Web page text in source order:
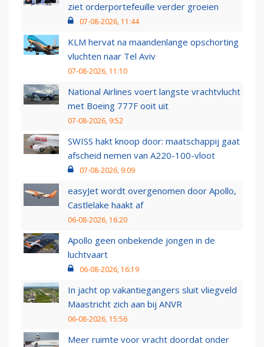
ziet orderportefeuille verder groeien
07-08-2026, 11:44
KLM hervat na maandenlange opschorting
vluchten naar Tel Aviv
07-08-2026, 11:10
National Airlines voert langste vrachtvlucht
met Boeing 777F ooit uit
07-08-2026, 9:52
SWISS hakt knoop door: maatschappij gaat
afscheid nemen van A220-100-vloot
07-08-2026, 9:09
easyJet wordt overgenomen door Apollo,
Castlelake haakt af
06-08-2026, 16:20
Apollo geen onbekende jongen in de
luchtvaart
06-08-2026, 16:19
In jacht op vakantiegangers sluit vliegveld
Maastricht zich aan bij ANVR
06-08-2026, 15:56
Meer ruimte voor vracht doordat onder